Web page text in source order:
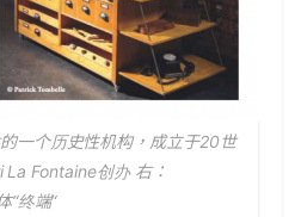
一个历史性机构，成立于20世
Fontaine创办 右：
“终端“